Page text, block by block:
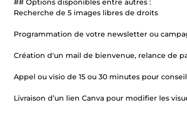
## Options disponibles entre autres :
Recherche de 5 images libres de droits
Programmation de votre newsletter ou
Création d'un mail de bienvenue, relance de
Appel ou visio de 15 ou 30 minutes pour
Livraison d’un lien Canva pour modifier les